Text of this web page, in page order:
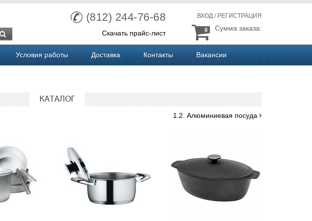
(812) 244-76-68
Скачать прайс-лист
ВХОД / РЕГИСТРАЦИЯ
Сумма заказа:
0
Условия работы Доставка Контакты Вакансии
КАТАЛОГ
1.2. Алюминиевая посуда